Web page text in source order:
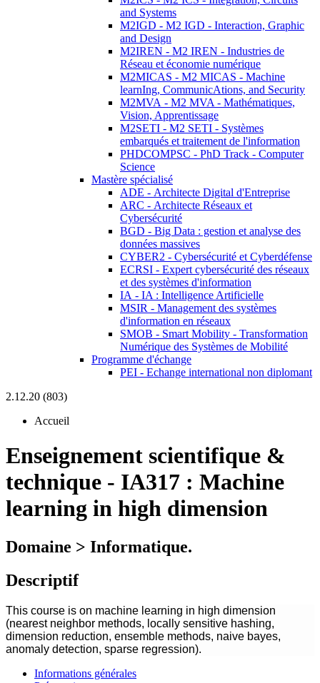
and Systems
M2IGD - M2 IGD - Interaction, Graphic
and Design
M2IREN - M2 IREN - Industries de
Réseau et économie numérique
M2MICAS - M2 MICAS - Machine
learnIng, CommunicAtions, and Security
M2MVA - M2 MVA - Mathématiques,
Vision, Apprentissage
M2SETI - M2 SETI - Systèmes
embarqués et traitement de l'information
PHDCOMPSC - PhD Track - Computer
Science
Mastère spécialisé
ADE - Architecte Digital d'Entreprise
ARC - Architecte Réseaux et
Cybersécurité
BGD - Big Data : gestion et analyse des
données massives
CYBER2 - Cybersécurité et Cyberdéfense
ECRSI - Expert cybersécurité des réseaux
et des systèmes d'information
IA - IA : Intelligence Artificielle
MSIR - Management des systèmes
d'information en réseaux
SMOB - Smart Mobility - Transformation
Numérique des Systèmes de Mobilité
Programme d'échange
PEI - Echange international non diplomant
2.12.20 (803)
Accueil
Enseignement scientifique &
technique - IA317 : Machine
learning in high dimension
Domaine > Informatique.
Descriptif
This course is on machine learning in high dimension
(nearest neighbor methods, locally sensitive hashing,
dimension reduction, ensemble methods, naive bayes,
anomaly detection, sparse regression).
Informations générales